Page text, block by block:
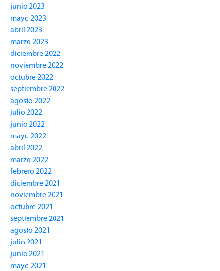
junio 2023
mayo 2023
abril 2023
marzo 2023
diciembre 2022
noviembre 2022
octubre 2022
septiembre 2022
agosto 2022
julio 2022
junio 2022
mayo 2022
abril 2022
marzo 2022
febrero 2022
diciembre 2021
noviembre 2021
octubre 2021
septiembre 2021
agosto 2021
julio 2021
junio 2021
mayo 2021